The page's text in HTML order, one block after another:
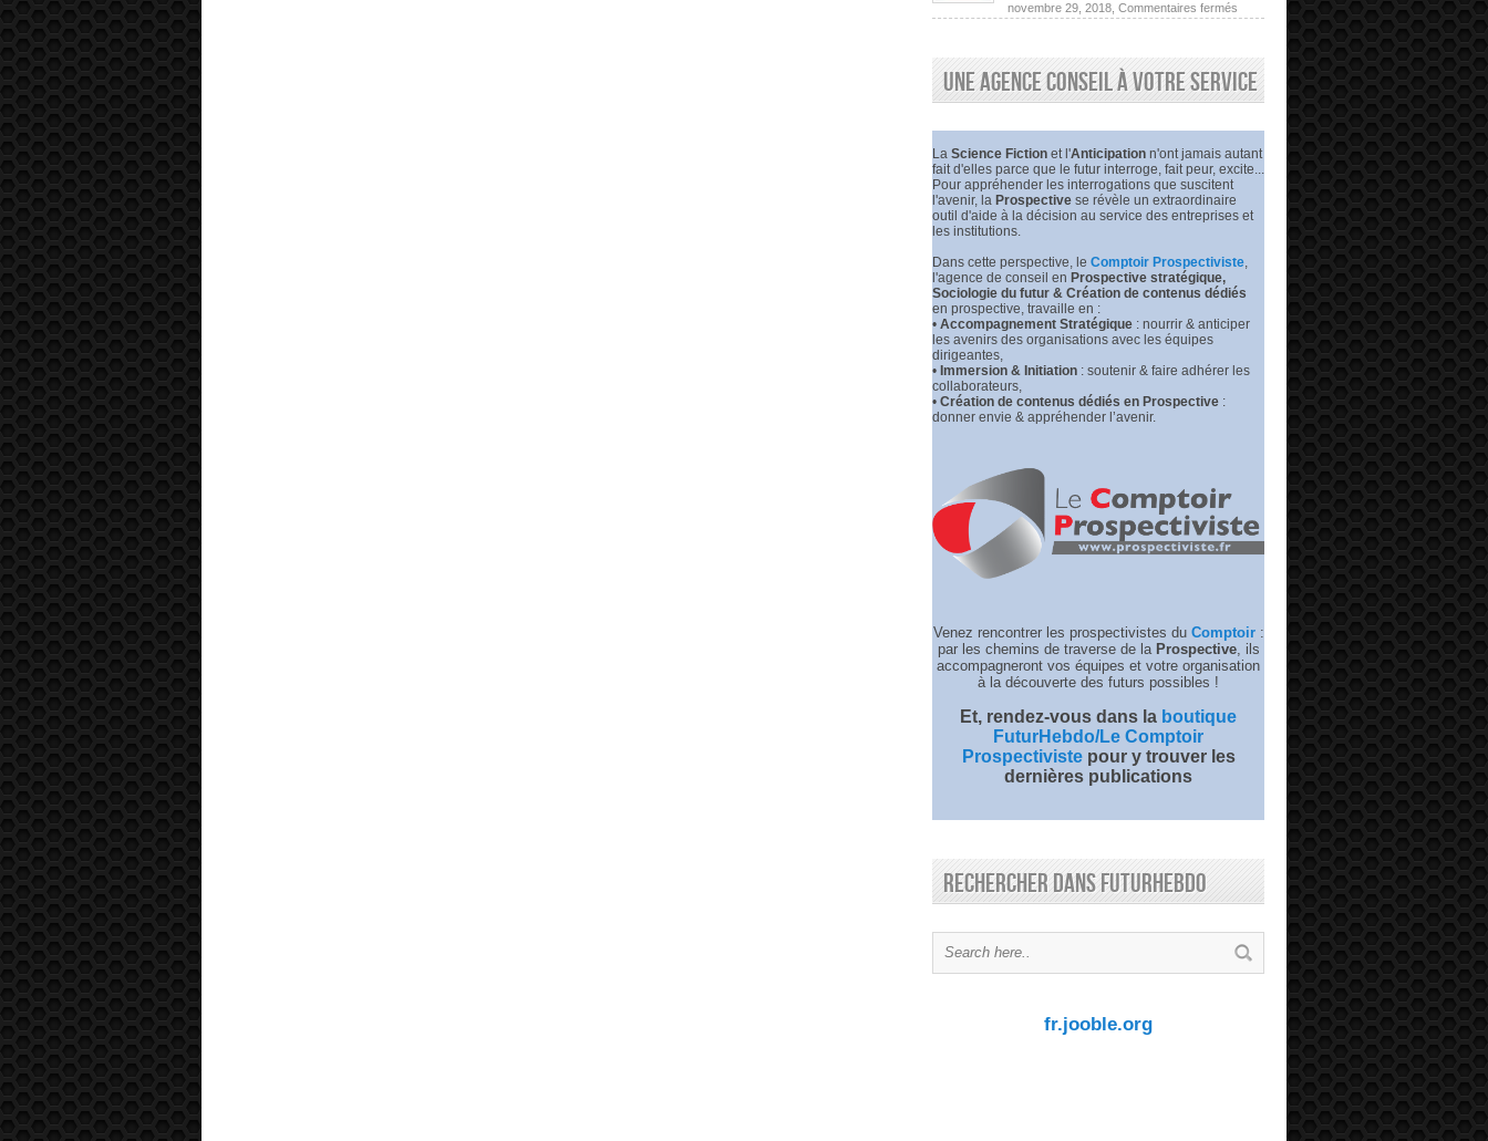
Dellisse,
collaborateur
annoncé
dans
Le
Monde
novembre 29, 2018, Commentaires fermés
Nike
engagent
des
auteurs
de
prédire
leurs
RP
Une agence conseil à votre service
La Science Fiction et l'Anticipation n'ont jamais autant
fait d'elles parce que le futur interroge, fait peur, excite...
Pour appréhender les interrogations que suscitent
l'avenir, la Prospective se révèle un extraordinaire
outil d'aide à la décision au service des entreprises et
les institutions.
Dans cette perspective, l e Comptoir Prospectiviste,
l'agence de conseil en Prospective stratégique,
Sociologie du futur & Création de contenus dédiés
en prospective, travaille en :
• Accompagnement Stratégique : nourrir & anticiper
les avenirs des organisations avec les équipes
dirigeantes,
• Immersion & Initiation : soutenir & faire adhérer les
collaborateurs,
• Création de contenus dédiés en Prospective :
donner envie & appréhender l’avenir.
Venez rencontrer les prospectivistes du Comptoir :
par les chemins de traverse de la Prospective, ils
accompagneront vos équipes et votre organisation
à la découverte des futurs possibles !
Et, rendez-vous dans la boutique
FuturHebdo/Le Comptoir
Prospectivistepour y trouver les
dernières publications
Rechercher dans FuturHebdo
fr.jooble.org